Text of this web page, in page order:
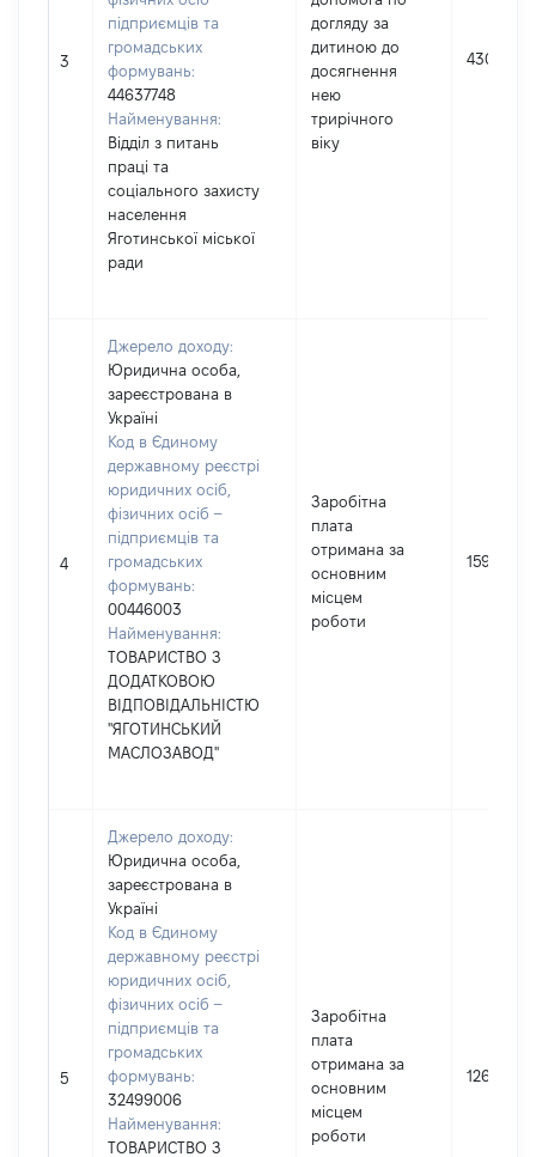
3
підприємців та
громадських
формувань:
44637748
Найменування:
Відділ з питань
праці та
соціального захисту
населення
Яготинської міської
ради
догляду за
дитиною до
досягнення
нею
трирічного
віку
4300
4
Джерело доходу:
Юридична особа,
зареєстрована в
Україні
Код в Єдиному
державному реєстрі
юридичних осіб,
фізичних осіб –
підприємців та
громадських
формувань:
00446003
Найменування:
ТОВАРИСТВО З
ДОДАТКОВОЮ
ВІДПОВІДАЛЬНІСТЮ
"ЯГОТИНСЬКИЙ
МАСЛОЗАВОД"
Заробітна
плата
отримана за
основним
місцем
роботи
159731
5
Джерело доходу:
Юридична особа,
зареєстрована в
Україні
Код в Єдиному
державному реєстрі
юридичних осіб,
фізичних осіб –
підприємців та
громадських
формувань:
32499006
Найменування:
ТОВАРИСТВО З
Заробітна
плата
отримана за
основним
місцем
роботи
1264